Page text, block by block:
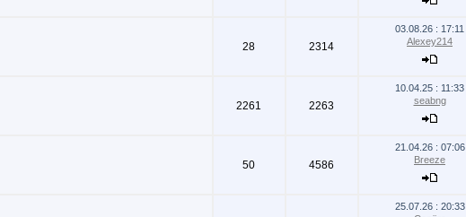
28 2314
03.08.26 : 17:11
Alexey214
2261 2263
10.04.25 : 11:33
seabng
50 4586
21.04.26 : 07:06
Breeze
25.07.26 : 20:33